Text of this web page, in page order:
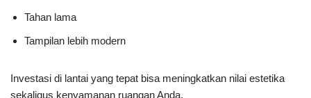
Tahan lama
Tampilan lebih modern
Investasi di lantai yang tepat bisa meningkatkan nilai estetika
sekaligus kenyamanan ruangan Anda.